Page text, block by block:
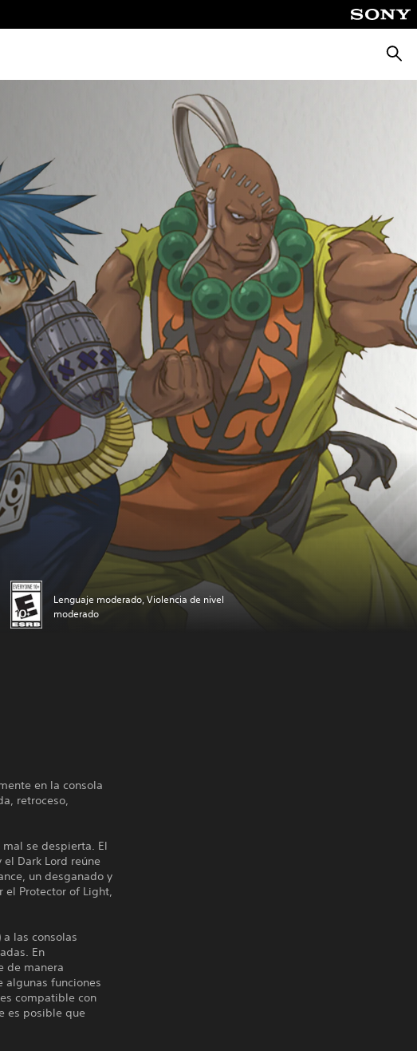
Lenguaje moderado, Violencia de nivel
moderado
en la consola
retroceso,
se despierta. El
Dark Lord reúne
un desganado y
el Protector of Light,
las consolas
En
de manera
algunas funciones
compatible con
es posible que